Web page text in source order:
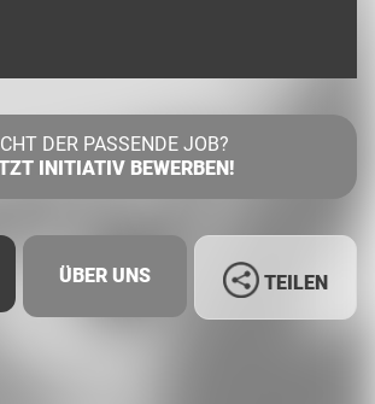
DER PASSENDE JOB?
INITIATIV BEWERBEN!
ÜBER UNS TEILEN